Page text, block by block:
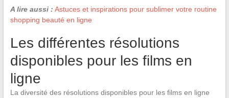
A lire aussi : Astuces et inspirations pour sublimer votre routine
shopping beauté en ligne
Les différentes résolutions
disponibles pour les films en
ligne
La diversité des résolutions disponibles pour les films en ligne